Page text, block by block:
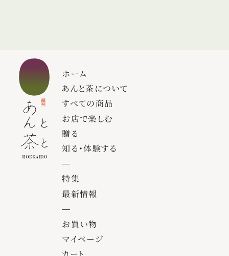
ホーム
あんと茶について
すべての商品
お店で楽しむ
贈る
知る・体験する
特集
最新情報
お買い物
マイページ